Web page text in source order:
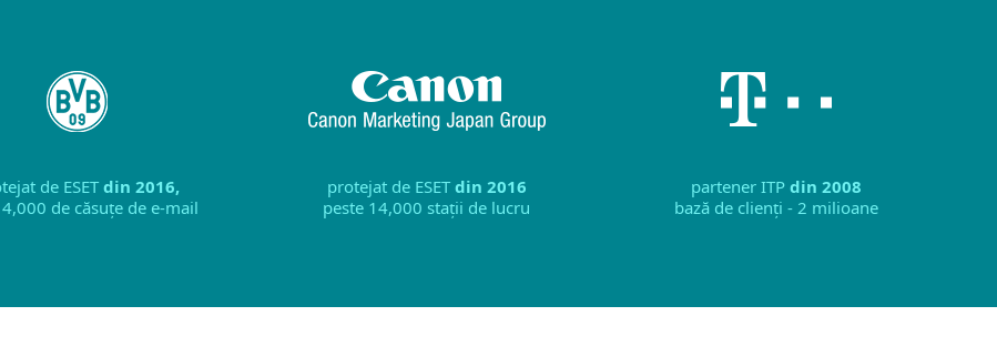
de ESETdin 2016,
de căsuțe de e-mail
protejat de ESET din 2016
peste 14,000 stații de lucru
partener ITP din 2008
bază de clienți - 2 milioane